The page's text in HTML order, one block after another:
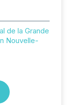
de la Grande
Nouvelle-